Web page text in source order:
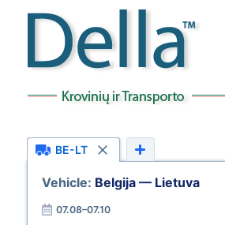
BE-LT
Vehicle: Belgija — Lietuva
07.08–07.10